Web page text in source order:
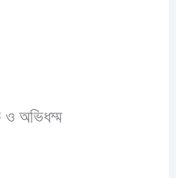
ও অভিধম্ম